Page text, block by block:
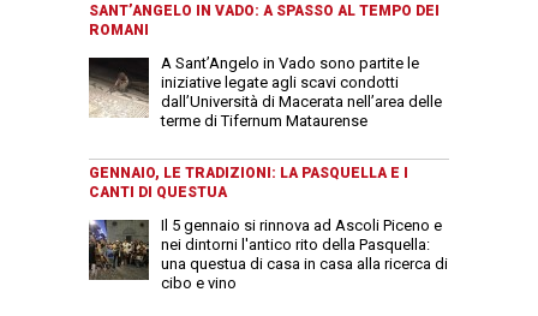
SANT’ANGELO IN VADO: A SPASSO AL TEMPO DEI
ROMANI
A Sant’Angelo in Vado sono partite le
iniziative legate agli scavi condotti
dall’Università di Macerata nell’area delle
terme di Tifernum Mataurense
GENNAIO, LE TRADIZIONI: LA PASQUELLA E I
CANTI DI QUESTUA
Il 5 gennaio si rinnova ad Ascoli Piceno e
nei dintorni l'antico rito della Pasquella:
una questua di casa in casa alla ricerca di
cibo e vino